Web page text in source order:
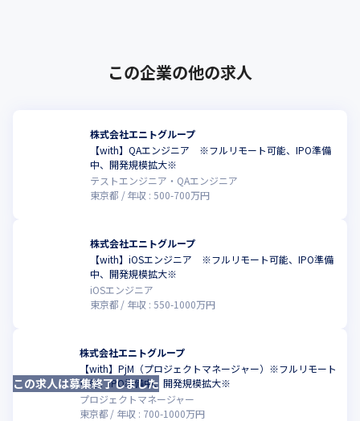
この企業の他の求人
株式会社エニトグループ
【with】QAエンジニア ※フルリモート可能、IPO準備
中、開発規模拡大※
テストエンジニア・QAエンジニア
東京都
年収 :500-700万円
株式会社エニトグループ
【with】iOSエンジニア ※フルリモート可能、IPO準備
中、開発規模拡大※
iOSエンジニア
東京都
年収 : 550-1000万円
株式会社エニトグループ
【with】PjM（プロジェクトマネージャー）※フルリモート
可能、IPO準備中、開発規模拡大※
プロジェクトマネージャー
東京都
年収 : 700-1000万円
この求人は募集終了しました